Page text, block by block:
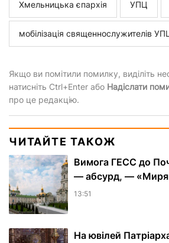
Хмельницька єпархія УПЦ
мобілізація священнослужителів
Якщо ви помітили помилку, виділіть
натисніть Ctrl+Enter або Надіслати
про це редакцію.
ЧИТАЙТЕ ТАКОЖ
Вимога ГЕСС до
— абсурд, —
13:51
На ювілей